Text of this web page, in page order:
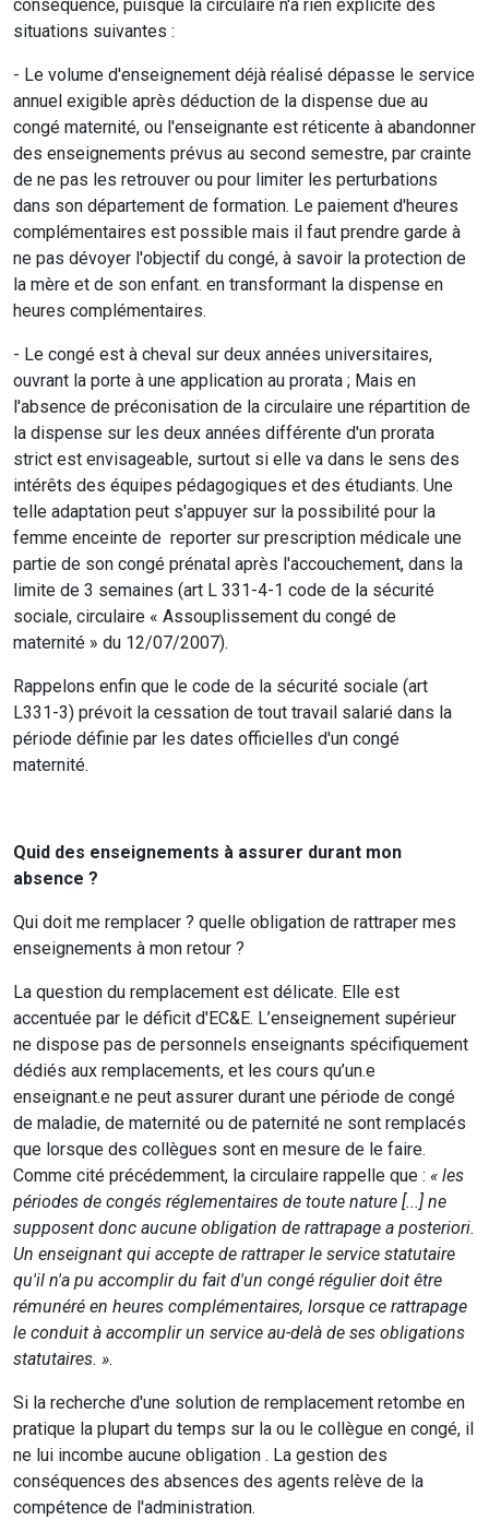
conséquence, puisque la circulaire n'a rien explicité des
situations suivantes :
- Le volume d'enseignement déjà réalisé dépasse le service
annuel exigible après déduction de la dispense due au
congé maternité, ou l'enseignante est réticente à abandonner
des enseignements prévus au second semestre, par crainte
de ne pas les retrouver ou pour limiter les perturbations
dans son département de formation. Le paiement d'heures
complémentaires est possible mais il faut prendre garde à
ne pas dévoyer l'objectif du congé, à savoir la protection de
la mère et de son enfant. en transformant la dispense en
heures complémentaires.
- Le congé est à cheval sur deux années universitaires,
ouvrant la porte à une application au prorata ; Mais en
l'absence de préconisation de la circulaire une répartition de
la dispense sur les deux années différente d'un prorata
strict est envisageable, surtout si elle va dans le sens des
intérêts des équipes pédagogiques et des étudiants. Une
telle adaptation peut s'appuyer sur la possibilité pour la
femme enceinte de reporter sur prescription médicale une
partie de son congé prénatal après l'accouchement, dans la
limite de 3 semaines (art L 331-4-1 code de la sécurité
sociale, circulaire « Assouplissement du congé de
maternité » du 12/07/2007).
Rappelons enfin que le code de la sécurité sociale (art
L331-3) prévoit la cessation de tout travail salarié dans la
période définie par les dates officielles d'un congé
maternité.
Quid des enseignements à assurer durant mon
absence ?
Qui doit me remplacer ? quelle obligation de rattraper mes
enseignements à mon retour ?
La question du remplacement est délicate. Elle est
accentuée par le déficit d'EC&E. L’enseignement supérieur
ne dispose pas de personnels enseignants spécifiquement
dédiés aux remplacements, et les cours qu’un.e
enseignant.e ne peut assurer durant une période de congé
de maladie, de maternité ou de paternité ne sont remplacés
que lorsque des collègues sont en mesure de le faire.
Comme cité précédemment, la circulaire rappelle que : « les
périodes de congés réglementaires de toute nature [...] ne
supposent donc aucune obligation de rattrapage a posteriori.
Un enseignant qui accepte de rattraper le service statutaire
qu'il n'a pu accomplir du fait d'un congé régulier doit être
rémunéré en heures complémentaires, lorsque ce rattrapage
le conduit à accomplir un service au-delà de ses obligations
statutaires. ».
Si la recherche d'une solution de remplacement retombe en
pratique la plupart du temps sur la ou le collègue en congé, il
ne lui incombe aucune obligation . La gestion des
conséquences des absences des agents relève de la
compétence de l'administration.